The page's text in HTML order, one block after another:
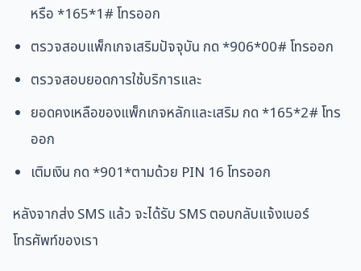
หรือ *165*1# โทรออก
ตรวจสอบแพ็กเกจเสริมปัจจุบัน กด *906*00# โทรออก
ตรวจสอบยอดการใช้บริการและ
ยอดคงเหลือของแพ็กเกจหลักและเสริม กด *165*2# โทร
ออก
เติมเงิน กด *901*ตามด้วย PIN 16 โทรออก
หลังจากส่ง SMS แล้ว จะได้รับ SMS ตอบกลับแจ้งเบอร์
โทรศัพท์ของเรา